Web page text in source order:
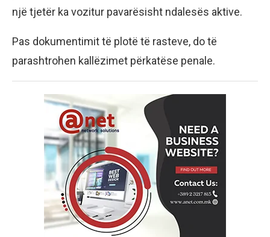
një tjetër ka vozitur pavarësisht ndalesës aktive.
Pas dokumentimit të plotë të rasteve, do të
parashtrohen kallëzimet përkatëse penale.